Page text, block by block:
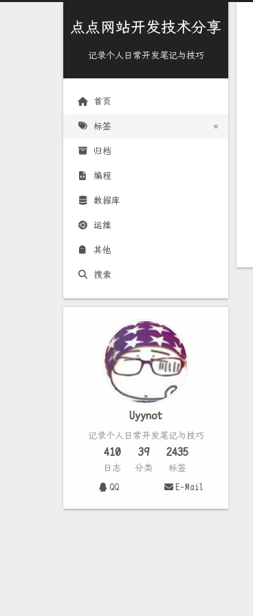
点点网站开发技术分享
记录个人日常开发笔记与技巧
首页
标签
归档
编程
数据库
运维
其他
搜索
Uyynot
记录个人日常开发笔记与技巧
410
日志
39
分类
2435
标签
QQ
E-Mail